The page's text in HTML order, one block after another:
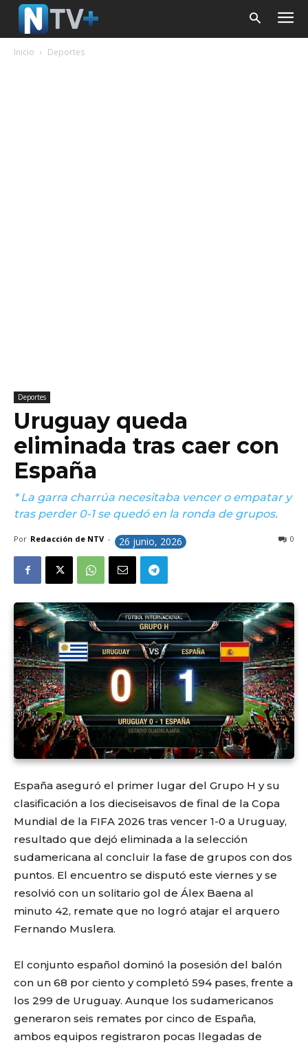
Inicio Deportes
Deportes
Uruguay queda
eliminada tras caer con
España
* La garra charrúa necesitaba vencer o empatar y
tras perder 0-1 se quedó en la ronda de grupos.
Por Redacción de NTV - 26 junio, 2026 0
España aseguró el primer lugar del Grupo H y su
clasificación a los dieciseisavos de final de la Copa
Mundial de la FIFA 2026 tras vencer 1-0 a Uruguay,
resultado que dejó eliminada a la selección
sudamericana al concluir la fase de grupos con dos
puntos. El encuentro se disputó este viernes y se
resolvió con un solitario gol de Álex Baena al
minuto 42, remate que no logró atajar el arquero
Fernando Muslera.
El conjunto español dominó la posesión del balón
con un 68 por ciento y completó 594 pases, frente a
los 299 de Uruguay. Aunque los sudamericanos
generaron seis remates por cinco de España,
ambos equipos registraron pocas llegadas de